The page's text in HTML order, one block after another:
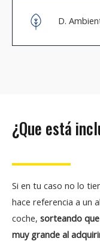
D.
¿Que está
Si en tu caso no lo
hace referencia a un
coche, sorteando
muy grande al